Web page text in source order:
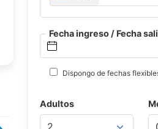
Fecha ingreso / Fecha
Dispongo de fechas
Adultos